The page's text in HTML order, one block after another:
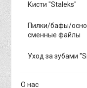
Кисти "Staleks"
Пилки/бафы/
сменные файлы
Уход за зубами
О нас